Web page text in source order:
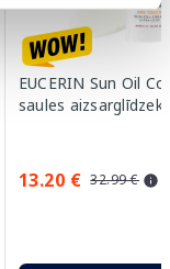
EUCERIN Sun Oil
saules
13.20 € 32.99 €